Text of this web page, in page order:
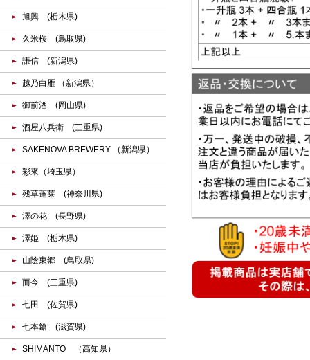
旭興 (栃木県)
久米桜 (鳥取県)
謙信 (新潟県)
越乃白雁 （新潟県）
御前酒 (岡山県)
酒屋八兵衛 (三重県)
SAKENOVA BREWERY （新潟県）
彩來（埼玉県）
残草蓬莱 (神奈川県)
澤の花 (長野県)
澤姫 (栃木県)
山陰東郷 (鳥取県)
而今 (三重県)
七田 (佐賀県)
七本鎗 (滋賀県)
SHIMANTO （高知県）